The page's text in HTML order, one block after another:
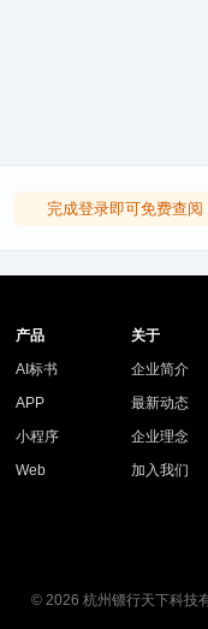
完成登录即可免费查
产品
AI标书
APP
小程序
Web
关于
企业简介
最新动态
企业理念
加入我们
© 2026 杭州镖行天下科技